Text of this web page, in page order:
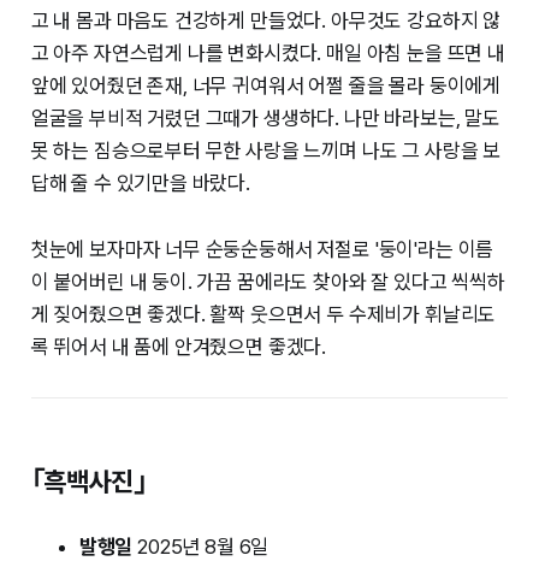
고 내 몸과 마음도 건강하게 만들었다. 아무것도 강요하지 않
고 아주 자연스럽게 나를 변화시켰다. 매일 아침 눈을 뜨면 내
앞에 있어줬던 존재, 너무 귀여워서 어쩔 줄을 몰라 둥이에게
얼굴을 부비적 거렸던 그때가 생생하다. 나만 바라보는, 말도
못 하는 짐승으로부터 무한 사랑을 느끼며 나도 그 사랑을 보
답해 줄 수 있기만을 바랐다.
첫눈에 보자마자 너무 순둥순둥해서 저절로 '둥이'라는 이름
이 붙어버린 내 둥이. 가끔 꿈에라도 찾아와 잘 있다고 씩씩하
게 짖어줬으면 좋겠다. 활짝 웃으면서 두 수제비가 휘날리도
록 뛰어서 내 품에 안겨줬으면 좋겠다.
｢흑백사진｣
발행일2025년 8월 6일